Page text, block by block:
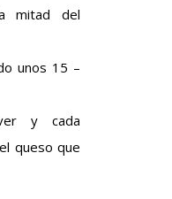
mitad del
unos 15 –
y cada
queso que